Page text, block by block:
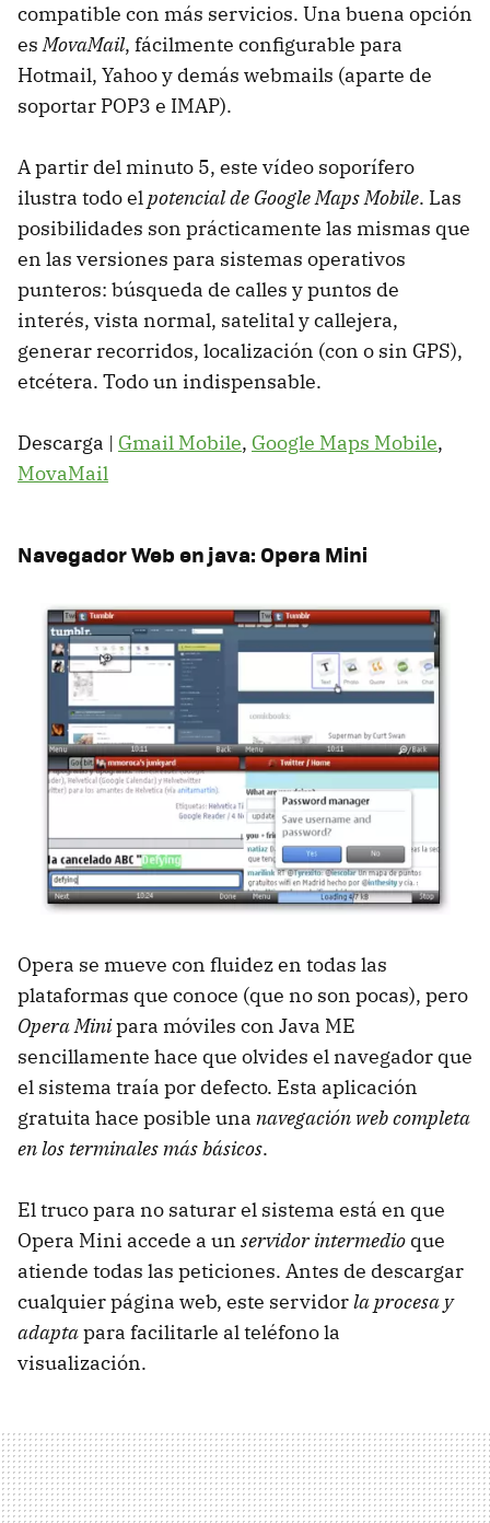
compatible con más servicios. Una buena opción
esMovaMail, fácilmente configurable para
Hotmail, Yahoo y demás webmails (aparte de
soportar POP3 e IMAP).
A partir del minuto 5, este vídeo soporífero
ilustra todo elpotencial de Google Maps Mobile. Las
posibilidades son prácticamente las mismas que
en las versiones para sistemas operativos
punteros: búsqueda de calles y puntos de
interés, vista normal, satelital y callejera,
generar recorridos, localización (con o sin GPS),
etcétera. Todo un indispensable.
Descarga | Gmail Mobile, Google Maps Mobile,
MovaMail
Navegador Web en java: Opera Mini
Opera se mueve con fluidez en todas las
plataformas que conoce (que no son pocas), pero
Opera Minipara móviles con Java ME
sencillamente hace que olvides el navegador que
el sistema traía por defecto. Esta aplicación
gratuita hace posible una navegación web completa
en los terminales más básicos.
El truco para no saturar el sistema está en que
Opera Mini accede a un servidor intermedio que
atiende todas las peticiones. Antes de descargar
cualquier página web, este servidorla procesa y
adaptapara facilitarle al teléfono la
visualización.